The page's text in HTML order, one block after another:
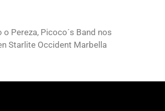
Pereza, Picoco´s Band nos
Starlite Occident Marbella